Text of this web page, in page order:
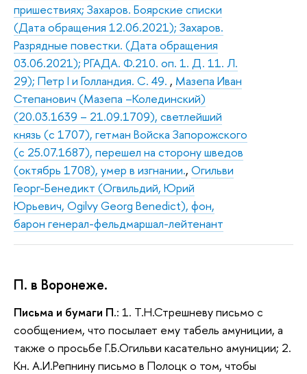
пришествиях; Захаров. Боярские списки
(Дата обращения 12.06.2021); Захаров.
Разрядные повестки. (Дата обращения
03.06.2021); РГАДА. Ф.210. оп. 1. Д. 11. Л.
29); Петр I и Голландия. С. 49. , Мазепа Иван
Степанович (Мазепа –Колединский)
(20.03.1639 – 21.09.1709), светлейший
князь (с 1707), гетман Войска Запорожского
(с 25.07.1687), перешел на сторону шведов
(октябрь 1708), умер в изгнании., Огильви
Георг-Бенедикт (Огвильдий, Юрий
Юрьевич, Ogilvy Georg Benedict), фон,
барон генерал-фельдмаршал-лейтенант
П. в Воронеже.
Письма и бумаги П.: 1. Т.Н.Стрешневу письмо с
сообщением, что посылает ему табель амуниции, а
также о просьбе Г.Б.Огильви касательно амуниции; 2.
Кн. А.И.Репнину письмо в Полоцк о том, чтобы